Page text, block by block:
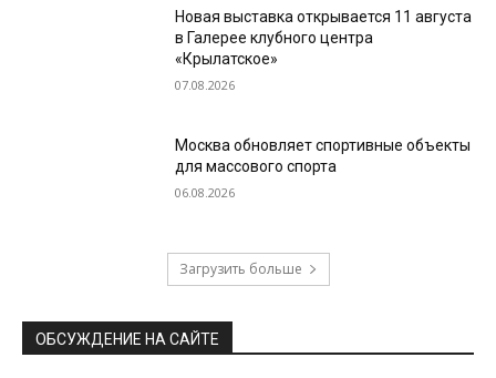
Новая выставка открывается 11 августа
в Галерее клубного центра
«Крылатское»
07.08.2026
Москва обновляет спортивные объекты
для массового спорта
06.08.2026
Загрузить больше
ОБСУЖДЕНИЕ НА САЙТЕ